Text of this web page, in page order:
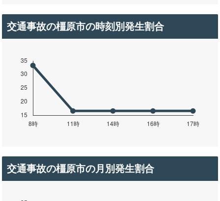
交通事故の橿原市の時刻別発生割合
交通事故の橿原市の月別発生割合